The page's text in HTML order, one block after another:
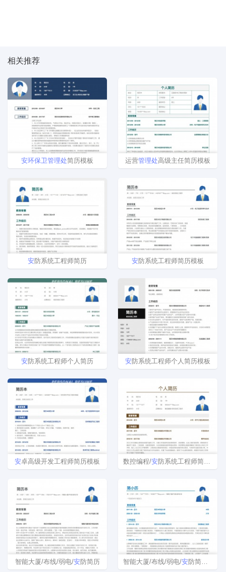
相关推荐
安环保卫管理处简历模板 运营管理处高级主任简历模板
安防系统工程师简历 安防系统工程师简历模板
安防系统工程师个人简历 安防系统工程师个人简历模板
安卓高级开发工程师简历模板 数控编程/安防系统工程师简历模板
智能大厦/布线/弱电/安防简历 智能大厦/布线/弱电/安防简历模板